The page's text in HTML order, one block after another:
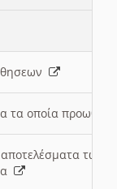
τα οποία
αποτελέσματα